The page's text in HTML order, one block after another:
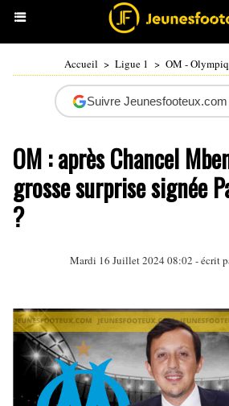
Accueil > Ligue 1 > OM -
Suivre
OM : après Chancel
grosse surprise signée
?
Mardi 16 Juillet 2024 08:02 - écrit